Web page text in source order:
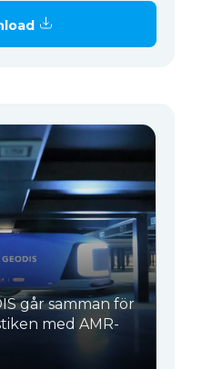
går samman för
med AMR-